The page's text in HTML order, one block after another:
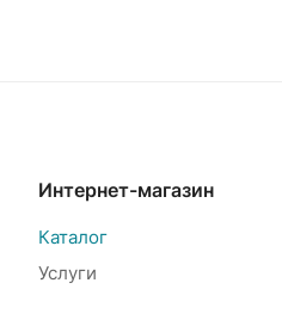
Интернет-магазин
Каталог
Услуги